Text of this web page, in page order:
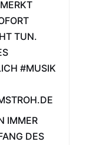
TUN.
#MUSIK
IMMER
DES